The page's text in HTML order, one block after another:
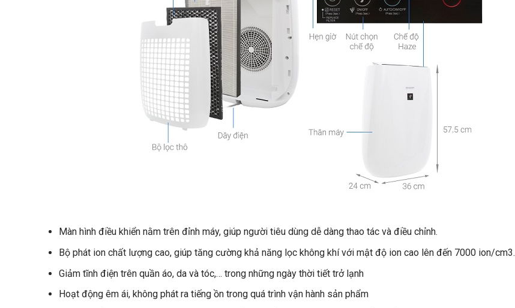
Màn hình điều khiển nằm trên đỉnh máy, giúp người tiêu dùng dễ dàng thao tác và điều chỉnh.
Bộ phát ion chất lượng cao, giúp tăng cường khả năng lọc không khí với mật độ ion cao lên đến 7000 ion/cm3.
Giảm tĩnh điện trên quần áo, da và tóc,… trong những ngày thời tiết trở lạnh
Hoạt động êm ái, không phát ra tiếng ồn trong quá trình vận hành sản phẩm